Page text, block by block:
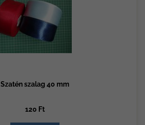
Szatén szalag 40 mm
120 Ft